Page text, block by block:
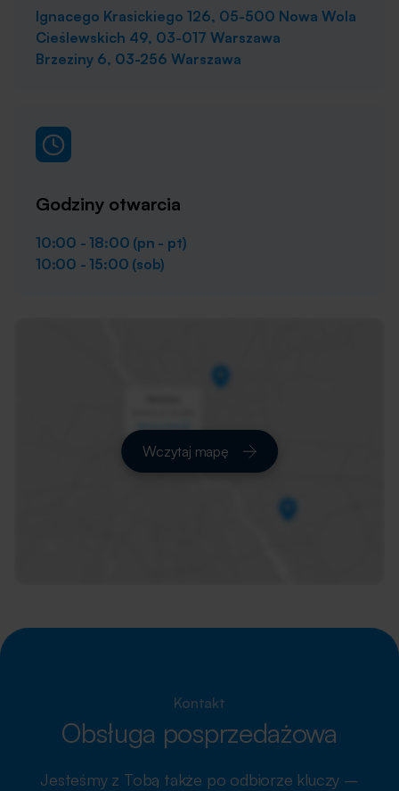
Ignacego Krasickiego 126, 05-500 Nowa Wola
Cieślewskich 49, 03-017 Warszawa
Brzeziny 6, 03-256 Warszawa
Godziny otwarcia
10:00 - 18:00 (pn - pt)
10:00 - 15:00 (sob)
Wczytaj mapę
Kontakt
Obsługa posprzedażowa
Jesteśmy z Tobą także po odbiorze kluczy –